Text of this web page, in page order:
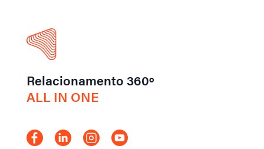
Relacionamento 360º
ALL IN ONE